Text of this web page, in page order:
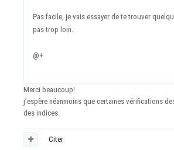
Pas facile, je vais essayer de te trouver
pas trop loin.
@+
Merci beaucoup!
j’espère néanmoins que certaines vérifications
des indices.
Citer